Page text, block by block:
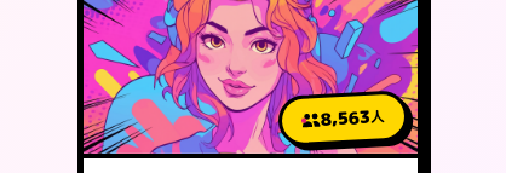
8,563人